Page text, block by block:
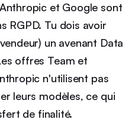
et Google sont
RGPD. Tu dois avoir
un avenant Data
offres Team et
n'utilisent pas
leurs modèles, ce qui
de finalité.